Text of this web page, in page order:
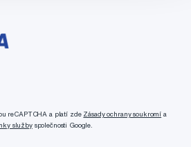
reCAPTCHA a platí zde Zásady ochrany soukromí a
službyspolečnosti Google.